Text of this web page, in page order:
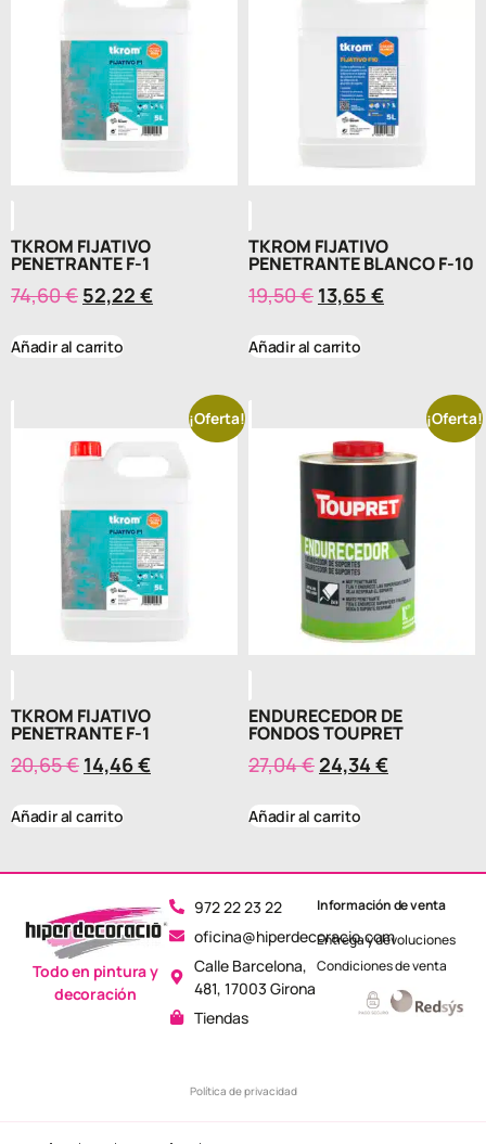
TKROM FIJATIVO
PENETRANTE F-1
74,60€ 52,22 €
Añadir al carrito
TKROM FIJATIVO
PENETRANTE BLANCO F-10
19,50€ 13,65 €
Añadir al carrito
¡Oferta!
TKROM FIJATIVO
PENETRANTE F-1
20,65€ 14,46€
Añadir al carrito
¡Oferta!
ENDURECEDOR DE
FONDOS TOUPRET
27,04€ 24,34 €
Añadir al carrito
972 22 23 22
oficina@hiperdecoracio.com
Calle Barcelona, ​​
481, 17003 Girona
Tiendas
Política de privacidad
Todo en pintura y
decoración
Información de venta
Entrega y devoluciones
Condiciones de venta